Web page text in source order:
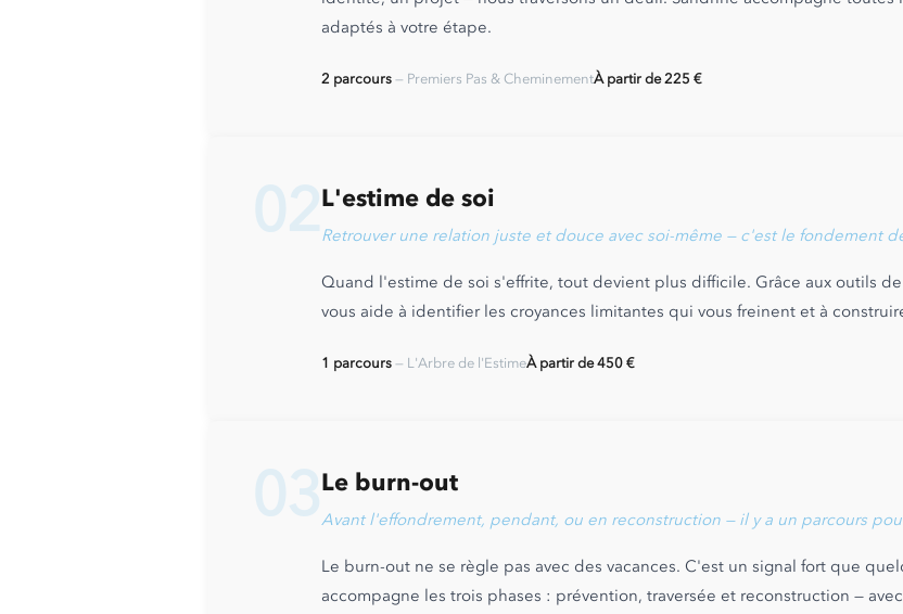
adaptés à votre étape.
2 parcours — Premiers Pas & CheminementÀ partir de 225 €
02L'estime de soi
Retrouver une relation juste et douce avec soi-même — c'est le fondement
Quand l'estime de soi s'effrite, tout devient plus difficile. Grâce aux outils
vous aide à identifier les croyances limitantes qui vous freinent et à
1 parcours — L'Arbre de l'EstimeÀ partir de 450 €
03Le burn-out
Avant l'effondrement, pendant, ou en reconstruction — il y a un parcours
Le burn-out ne se règle pas avec des vacances. C'est un signal fort que
accompagne les trois phases : prévention, traversée et reconstruction —